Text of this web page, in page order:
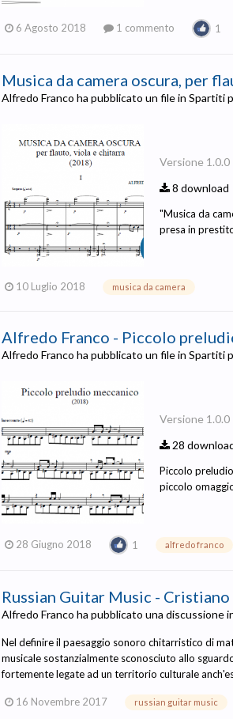
6 Agosto 2018 1 commento 1
Musica da camera oscura, per
Alfredo Franco ha pubblicato un file in Spartiti
Versione 1.0.0
8 download
"Musica da
presa in
10 Luglio 2018 musica da camera
Alfredo Franco - Piccolo
Alfredo Franco ha pubblicato un file in Spartiti
Versione 1.0.0
28
Piccolo
piccolo
28 Giugno 2018 1 alfredo franco
Russian Guitar Music -
Alfredo Franco ha pubblicato una discussione
Nel definire il paesaggio sonoro chitarristico di
musicale sostanzialmente sconosciuto allo
fortemente legate ad un territorio culturale
16 Novembre 2017 russian guitar music